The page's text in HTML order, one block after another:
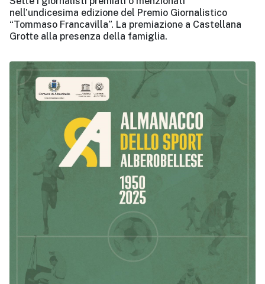
nell’undicesima edizione del Premio Giornalistico
“Tommaso Francavilla”. La premiazione a Castellana
Grotte alla presenza della famiglia.